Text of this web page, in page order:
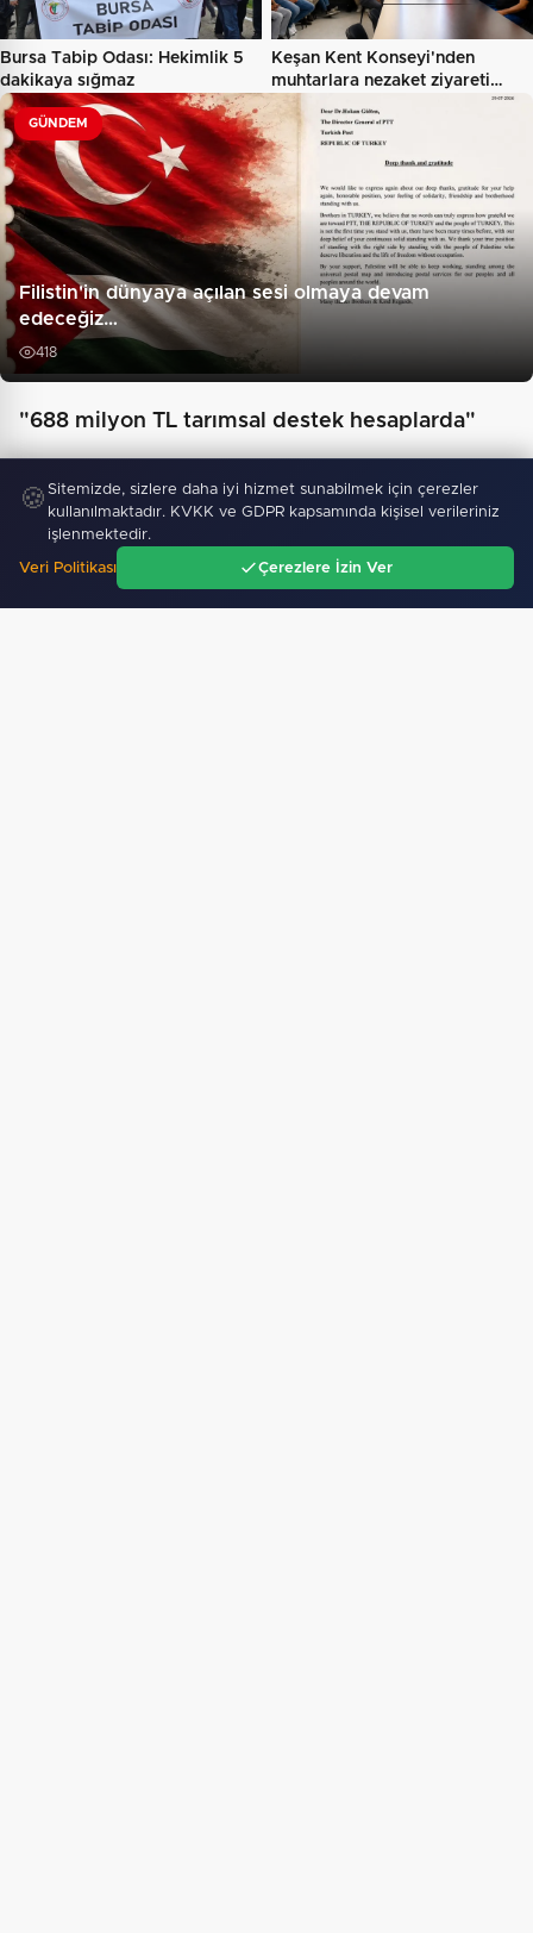
Bursa Tabip Odası: Hekimlik 5
dakikaya sığmaz
Keşan Kent Konseyi'nden
muhtarlara nezaket ziyareti…
GÜNDEM
Filistin'in dünyaya açılan sesi olmaya devam
edeceğiz…
418
"688 milyon TL tarımsal destek hesaplarda"
🍪 Sitemizde, sizlere daha iyi hizmet sunabilmek için çerezler
kullanılmaktadır. KVKK ve GDPR kapsamında kişisel verileriniz
işlenmektedir.
Veri Politikası Çerezlere İzin Ver
Gündem Ara Menü